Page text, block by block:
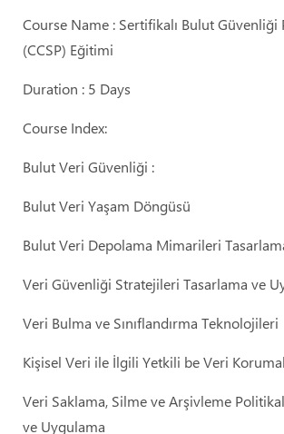
Course Name : Sertifikalı Bulut Güvenliği
(CCSP) Eğitimi
Duration : 5 Days
Course Index:
Bulut Veri Güvenliği :
Bulut Veri Yaşam Döngüsü
Bulut Veri Depolama Mimarileri
Veri Güvenliği Stratejileri Tasarlama ve
Veri Bulma ve Sınıflandırma Teknolojileri
Kişisel Veri ile İlgili Yetkili be Veri
Veri Saklama, Silme ve Arşivleme
ve Uygulama